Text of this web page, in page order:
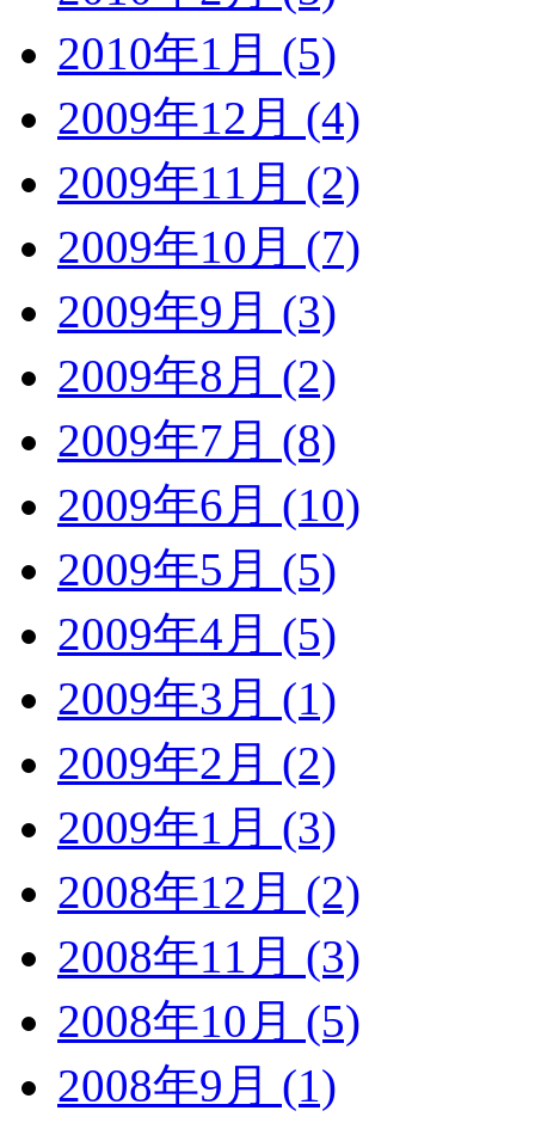
2010年1月 (5)
2009年12月 (4)
2009年11月 (2)
2009年10月 (7)
2009年9月 (3)
2009年8月 (2)
2009年7月 (8)
2009年6月 (10)
2009年5月 (5)
2009年4月 (5)
2009年3月 (1)
2009年2月 (2)
2009年1月 (3)
2008年12月 (2)
2008年11月 (3)
2008年10月 (5)
2008年9月 (1)